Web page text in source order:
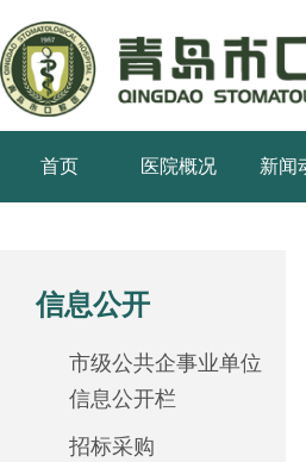
首页 医院概况 新闻
信息公开
市级公共企事业单位
信息公开栏
招标采购